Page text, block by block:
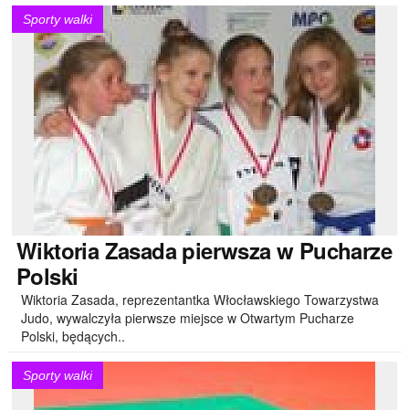
Sporty walki
WiktoriaZasada pierwsza w Pucharze
Polski
Wiktoria Zasada, reprezentantka Włocławskiego Towarzystwa
Judo, wywalczyła pierwsze miejsce w Otwartym Pucharze
Polski, będących..
Sporty walki